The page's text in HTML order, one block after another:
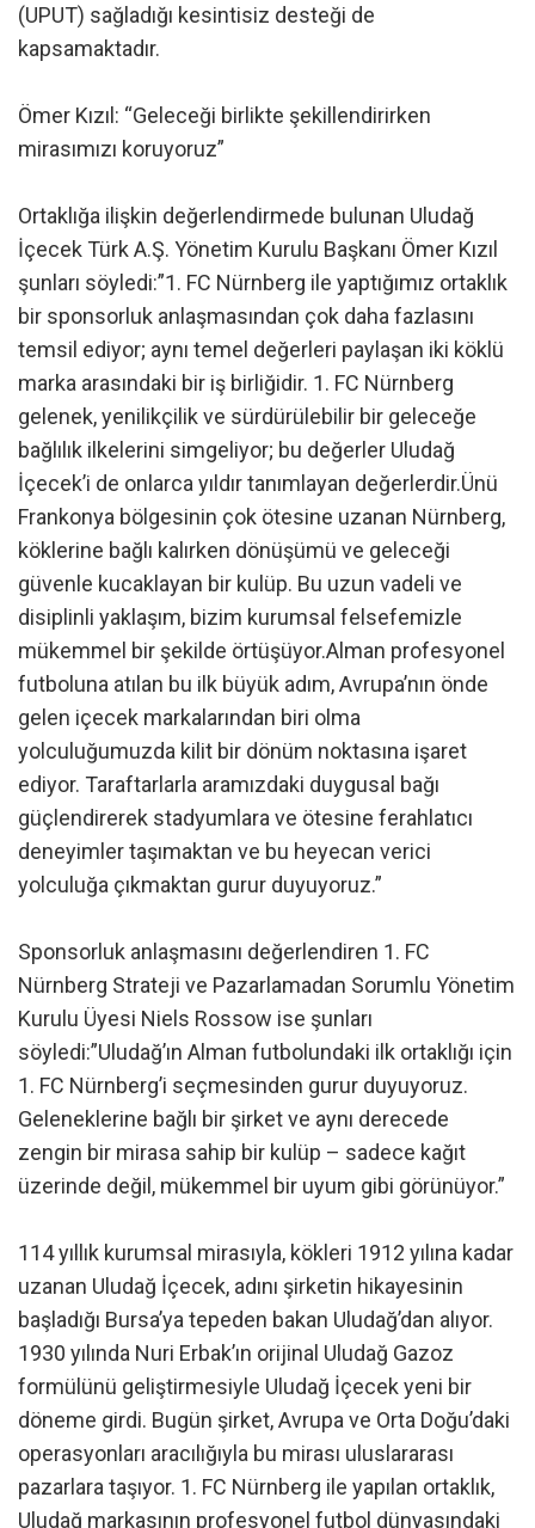
(UPUT) sağladığı kesintisiz desteği de
kapsamaktadır.
Ömer Kızıl: “Geleceği birlikte şekillendirirken
mirasımızı koruyoruz”
Ortaklığa ilişkin değerlendirmede bulunan Uludağ
İçecek Türk A.Ş. Yönetim Kurulu Başkanı Ömer Kızıl
şunları söyledi:”1. FC Nürnberg ile yaptığımız ortaklık
bir sponsorluk anlaşmasından çok daha fazlasını
temsil ediyor; aynı temel değerleri paylaşan iki köklü
marka arasındaki bir iş birliğidir. 1. FC Nürnberg
gelenek, yenilikçilik ve sürdürülebilir bir geleceğe
bağlılık ilkelerini simgeliyor; bu değerler Uludağ
İçecek’i de onlarca yıldır tanımlayan değerlerdir.Ünü
Frankonya bölgesinin çok ötesine uzanan Nürnberg,
köklerine bağlı kalırken dönüşümü ve geleceği
güvenle kucaklayan bir kulüp. Bu uzun vadeli ve
disiplinli yaklaşım, bizim kurumsal felsefemizle
mükemmel bir şekilde örtüşüyor.Alman profesyonel
futboluna atılan bu ilk büyük adım, Avrupa’nın önde
gelen içecek markalarından biri olma
yolculuğumuzda kilit bir dönüm noktasına işaret
ediyor. Taraftarlarla aramızdaki duygusal bağı
güçlendirerek stadyumlara ve ötesine ferahlatıcı
deneyimler taşımaktan ve bu heyecan verici
yolculuğa çıkmaktan gurur duyuyoruz.”
Sponsorluk anlaşmasını değerlendiren 1. FC
Nürnberg Strateji ve Pazarlamadan Sorumlu Yönetim
Kurulu Üyesi Niels Rossow ise şunları
söyledi:”Uludağ’ın Alman futbolundaki ilk ortaklığı için
1. FC Nürnberg’i seçmesinden gurur duyuyoruz.
Geleneklerine bağlı bir şirket ve aynı derecede
zengin bir mirasa sahip bir kulüp – sadece kağıt
üzerinde değil, mükemmel bir uyum gibi görünüyor.”
114 yıllık kurumsal mirasıyla, kökleri 1912 yılına kadar
uzanan Uludağ İçecek, adını şirketin hikayesinin
başladığı Bursa’ya tepeden bakan Uludağ’dan alıyor.
1930 yılında Nuri Erbak’ın orijinal Uludağ Gazoz
formülünü geliştirmesiyle Uludağ İçecek yeni bir
döneme girdi. Bugün şirket, Avrupa ve Orta Doğu’daki
operasyonları aracılığıyla bu mirası uluslararası
pazarlara taşıyor. 1. FC Nürnberg ile yapılan ortaklık,
Uludağ markasının profesyonel futbol dünyasındaki